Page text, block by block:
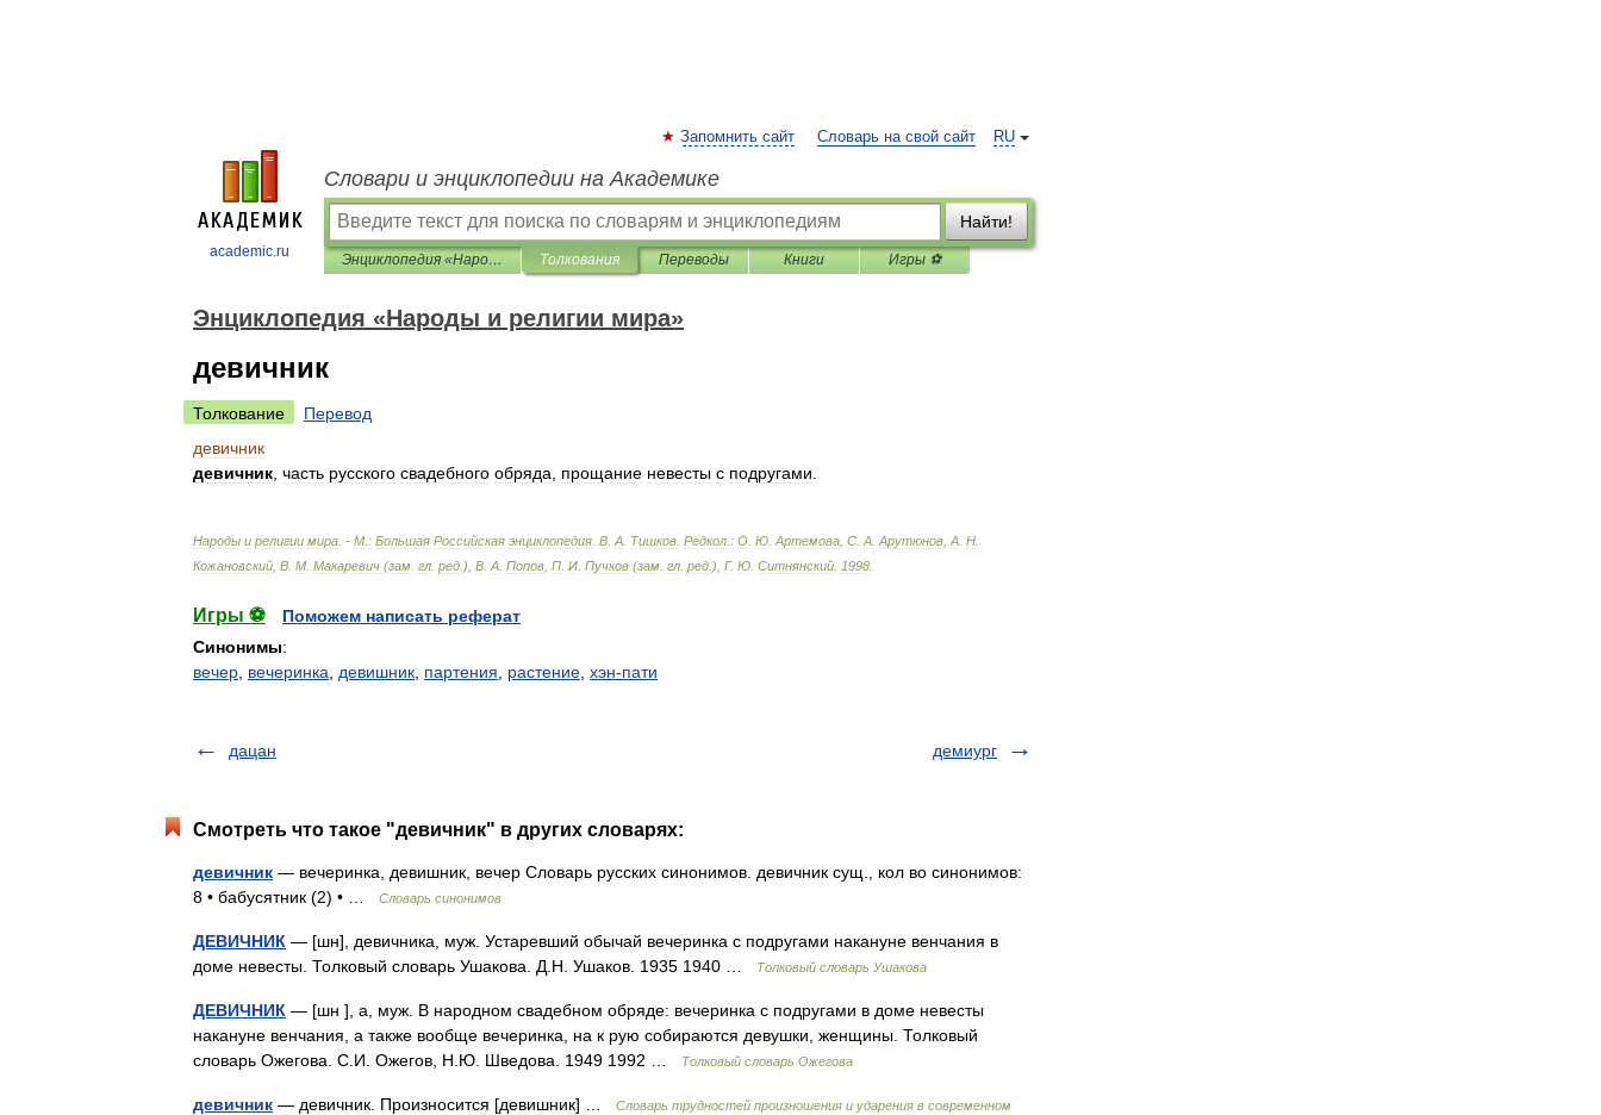
academic.ru
RU
Запомнить сайт Словарь на свой сайт
Словари и энциклопедии на Академике
Найти!
Энциклопедия «Народы и религии мира» Толкования Переводы Книги Игры ⚽
Энциклопедия «Народы и религии мира»
девичник
Толкование
Перевод
девичник
девичник часть русского свадебного обряда прощание невесты с подругами
Народы и религии мира . - М : Большая Российская энциклопедия В А Тишков Редкол : О Ю Артемова С А Арутюнов А Н
Кожановский В М Макаревич (зам гл ред .), В А Попов П И Пучков (зам гл ред .), Г. Ю Ситнянский 1998
Игры ⚽
Поможем написать реферат
Синонимы:
вечер вечеринка девишник партения растение хэн-пати
дацан демиург
Смотреть что такое "девичник" в других словарях:
девичник — вечеринка, девишник, вечер Словарь русских синонимов. девичник сущ., кол во синонимов:
8 • бабусятник (2) • …
Словарь синонимов
ДЕВИЧНИК — [шн], девичника, муж. Устаревший обычай вечеринка с подругами накануне венчания в
доме невесты. Толковый словарь Ушакова. Д.Н. Ушаков. 1935 1940 …
Толковый словарь Ушакова
ДЕВИЧНИК — [шн ], а, муж. В народном свадебном обряде: вечеринка с подругами в доме невесты
накануне венчания, а также вообще вечеринка, на к рую собираются девушки, женщины. Толковый
словарь Ожегова. С.И. Ожегов, Н.Ю. Шведова. 1949 1992 …
Толковый словарь Ожегова
девичник — девичник. Произносится [девишник] …
Словарь трудностей произношения и ударения в современном